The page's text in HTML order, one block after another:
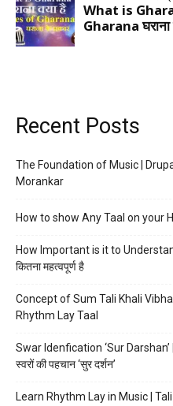
Recent Posts
The Foundation of Music |
Morankar
How to show Any Taal on your
How Important is it to
कितना महत्वपूर्ण है
Concept of Sum Tali Khali
Rhythm Lay Taal
Swar Idenfication ‘Sur
स्वरों की पहचान ‘सुर दर्शन’
Learn Rhythm Lay in Music |